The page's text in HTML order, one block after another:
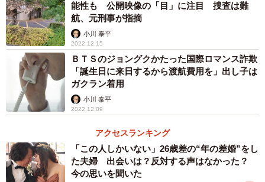
能性も 公開映像の「目」に注目 捜査は難
航、元刑事が指摘
小川 泰平
2022.12.15
ＢＴＳのジョングクかたった国際ロマンス詐欺
「誕生日に来日するから渡航費用を」出し子は
ガクラン着用
小川 泰平
2022.12.09
アクセスランキング
「この人しかいない」26歳差の“年の差婚”をし
た夫婦 出会いは？反対する声はなかった？
今の思いを聞いた